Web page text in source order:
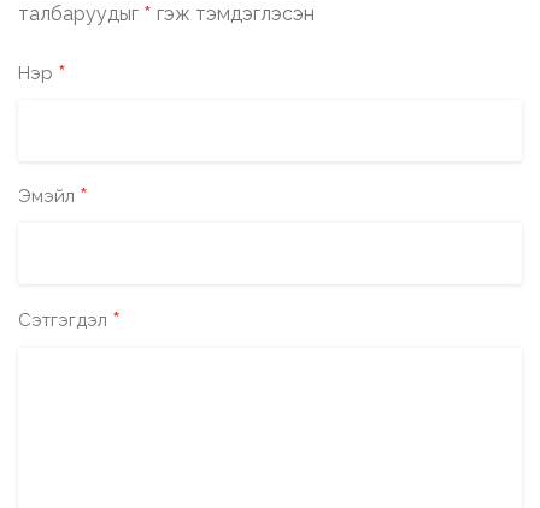
талбаруудыг * гэж тэмдэглэсэн
Нэр *
Эмэйл *
Сэтгэгдэл *